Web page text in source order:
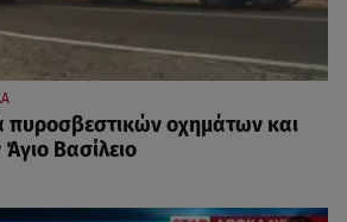
οχημάτων και
Βασίλειο